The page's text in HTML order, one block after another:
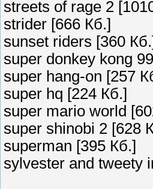
streets of rage 2
strider [666 Кб.]
sunset riders [360
super donkey kong
super hang-on [257
super hq [224 Кб.]
super mario world
super shinobi 2 [628
superman [395 Кб.]
sylvester and tweety